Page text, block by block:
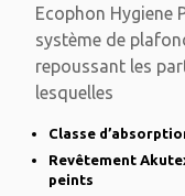
Ecophon Hygiene
système de
repoussant les
lesquelles
Classe
Revêtement
peints